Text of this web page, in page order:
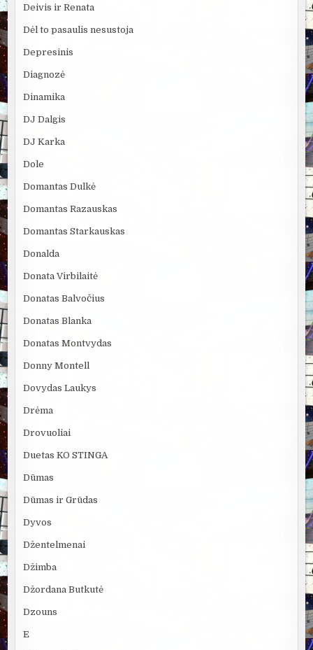
Deivis ir Renata
Dėl to pasaulis nesustoja
Depresinis
Diagnozė
Dinamika
DJ Dalgis
DJ Karka
Dole
Domantas Dulkė
Domantas Razauskas
Domantas Starkauskas
Donalda
Donata Virbilaitė
Donatas Balvočius
Donatas Blanka
Donatas Montvydas
Donny Montell
Dovydas Laukys
Drėma
Drovuoliai
Duetas KO STINGA
Dūmas
Dūmas ir Grūdas
Dyvos
Džentelmenai
Džimba
Džordana Butkutė
Dzouns
E